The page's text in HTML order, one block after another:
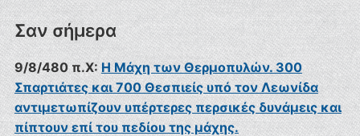
Σαν σήμερα
9/8/480 π.Χ: Η Μάχη των Θερμοπυλών. 300
Σπαρτιάτες και 700 Θεσπιείς υπό τον Λεωνίδα
αντιμετωπίζουν υπέρτερες περσικές δυνάμεις και
πίπτουν επί του πεδίου της μάχης.